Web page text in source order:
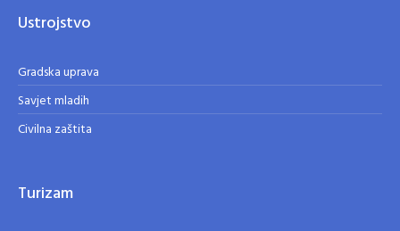
Ustrojstvo
Gradska uprava
Savjet mladih
Civilna zaštita
Turizam